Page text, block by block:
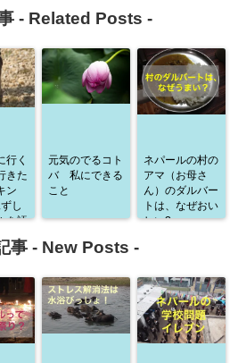
- Related Posts -
行く
きた
ン
し
を語
れ！
元気のでるコト
バ 私にできる
こと
ネパールの村の
アマ（お母さ
ん）のダルバー
トは、なぜおい
しい?
事 - New Posts -